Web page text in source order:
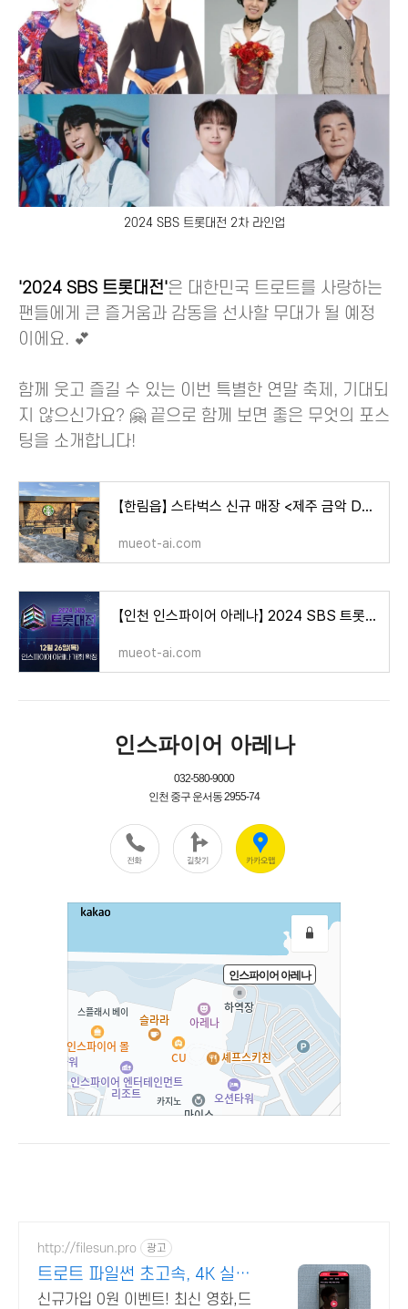
2024 SBS 트롯대전 2차 라인업
'2024 SBS 트롯대전'은 대한민국 트로트를 사랑하는
팬들에게 큰 즐거움과 감동을 선사할 무대가 될 예정
이에요. 💕
함께 웃고 즐길 수 있는 이번 특별한 연말 축제, 기대되
지 않으신가요? 🤗 끝으로 함께 보면 좋은 무엇의 포스
팅을 소개합니다!
【한림읍】 스타벅스 신규 매장 <제주 금악 DT점> 오픈! [위치 운영 시간 주차 요금 야외 좌석 스
mueot-ai.com
【인천 인스파이어 아레나】 2024 SBS 트롯대전 1차 라인업 & 티켓 예매 정보! [입장권 방청 정보 출
mueot-ai.com
http://filesun.pro 광고
트로트 파일썬 초고속, 4K 실시
간 보기!
신규가입 0원 이벤트! 최신 영화,드